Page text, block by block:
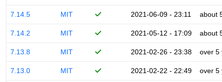
7.14.5 MIT 2021-06-09 - 23:11 about
7.14.2 MIT 2021-05-12 - 17:09 about
7.13.8 MIT 2021-02-26 - 23:38 over 5
7.13.0 MIT 2021-02-22 - 22:49 over 5